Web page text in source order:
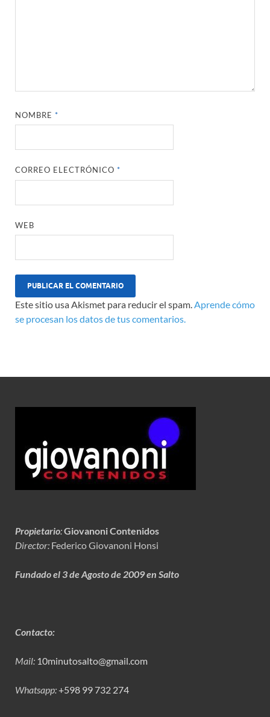
NOMBRE*
CORREO ELECTRÓNICO*
WEB
Este sitio usa Akismet para reducir el spam.Aprende cómo
se procesan los datos de tus comentarios.
Propietario:Giovanoni Contenidos
Director: Federico Giovanoni Honsi
Fundado el 3 de Agosto de 2009 en Salto
Contacto:
Mail: 10minutosalto@gmail.com
Whatsapp:+598 99 732 274